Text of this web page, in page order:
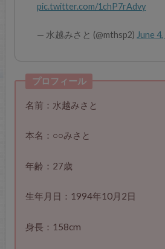
pic.twitter.com/1chP7rAdvy
— 水越みさと (@mthsp2) June
プロフィール
名前：水越みさと
本名：○○みさと
年齢：27歳
生年月日：1994年10月2日
身長：158cm